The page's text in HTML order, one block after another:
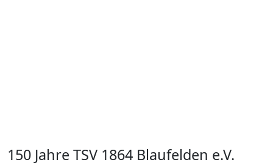
150 Jahre TSV 1864 Blaufelden e.V.